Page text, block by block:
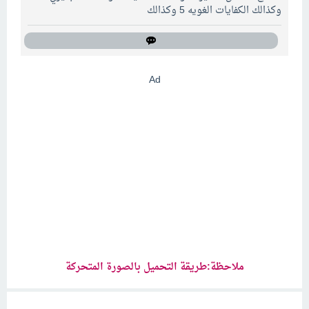
وكذالك الكفايات الغويه 5 وكذالك
Ad
ملاحظة:طريقة التحميل بالصورة المتحركة